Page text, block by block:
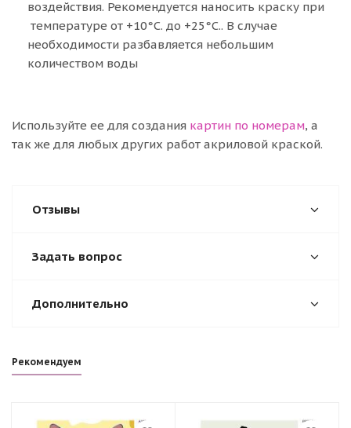
воздействия. Рекомендуется наносить краску при
температуре от +10°C. до +25°C.. В случае
необходимости разбавляется небольшим
количеством воды
Используйте ее для создания картин по номерам, а
так же для любых других работ акриловой краской.
Отзывы
Задать вопрос
Дополнительно
Рекомендуем